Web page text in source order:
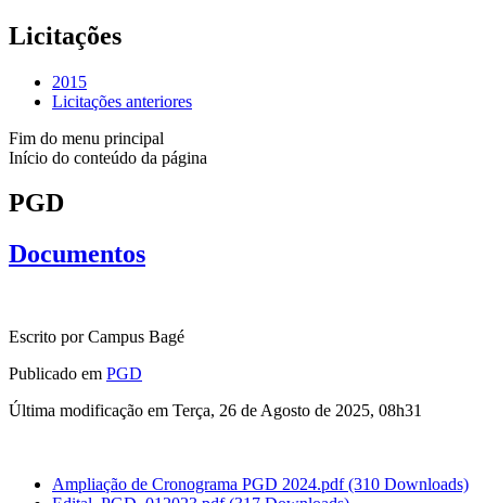
Licitações
2015
Licitações anteriores
Fim do menu principal
Início do conteúdo da página
PGD
Documentos
Escrito por Campus Bagé
Publicado em PGD
Última modificação em Terça, 26 de Agosto de 2025, 08h31
Ampliação de Cronograma PGD 2024.pdf(310 Downloads)